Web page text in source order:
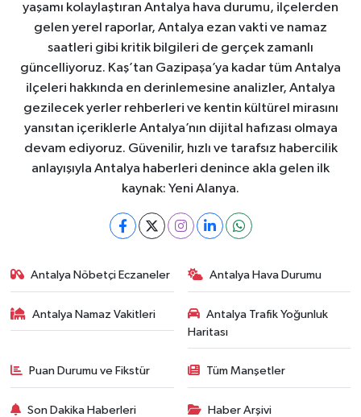
yaşamı kolaylaştıran Antalya hava durumu, ilçelerden
gelen yerel raporlar, Antalya ezan vakti ve namaz
saatleri gibi kritik bilgileri de gerçek zamanlı
güncelliyoruz. Kaş’tan Gazipaşa’ya kadar tüm Antalya
ilçeleri hakkında en derinlemesine analizler, Antalya
gezilecek yerler rehberleri ve kentin kültürel mirasını
yansıtan içeriklerle Antalya’nın dijital hafızası olmaya
devam ediyoruz. Güvenilir, hızlı ve tarafsız habercilik
anlayışıyla Antalya haberleri denince akla gelen ilk
kaynak: Yeni Alanya.
Antalya Nöbetçi Eczaneler Antalya Hava Durumu
Antalya Namaz Vakitleri
Antalya Trafik Yoğunluk
Haritası
Puan Durumu ve Fikstür Tüm Manşetler
Son Dakika Haberleri Haber Arşivi